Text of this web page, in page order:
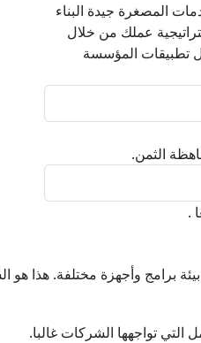
المصغرة جيدة البناء
عملك من خلال
تطبيقات المؤسسة
الثمن.
.
برامج وأجهزة مختلفة. هذا
تواجهها الشركات غالبا.